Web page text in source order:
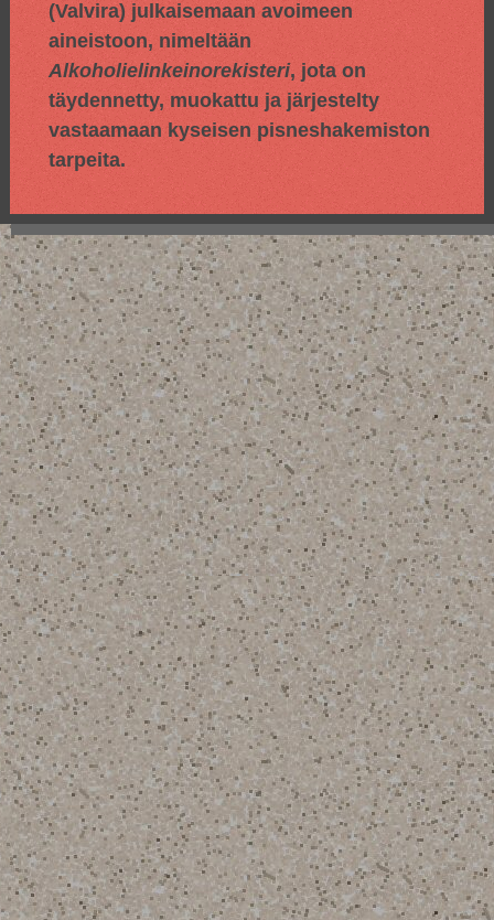
(Valvira) julkaisemaan avoimeen
aineistoon, nimeltään
Alkoholielinkeinorekisteri, jota on
täydennetty, muokattu ja järjestelty
vastaamaan kyseisen pisneshakemiston
tarpeita.